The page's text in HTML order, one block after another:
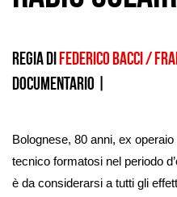
Regia diFederico Bacci/
documentario |
Bolognese, 80 anni, ex
tecnico formatosi nel periodo
è da considerarsi a tutti gli